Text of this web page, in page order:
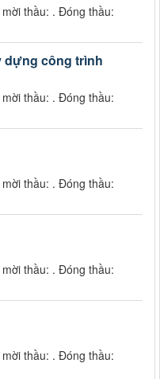
thầu: . Đóng thầu:
dựng công trình
thầu: . Đóng thầu:
thầu: . Đóng thầu:
thầu: . Đóng thầu:
thầu: . Đóng thầu: